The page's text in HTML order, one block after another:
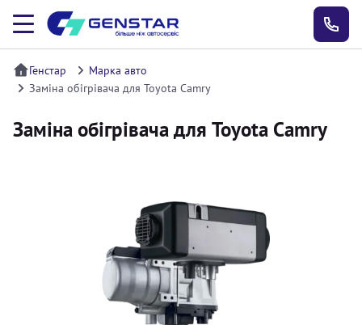
Генстар
Марка авто
Заміна обігрівача для Toyota Camry
Заміна обігрівача для Toyota Camry